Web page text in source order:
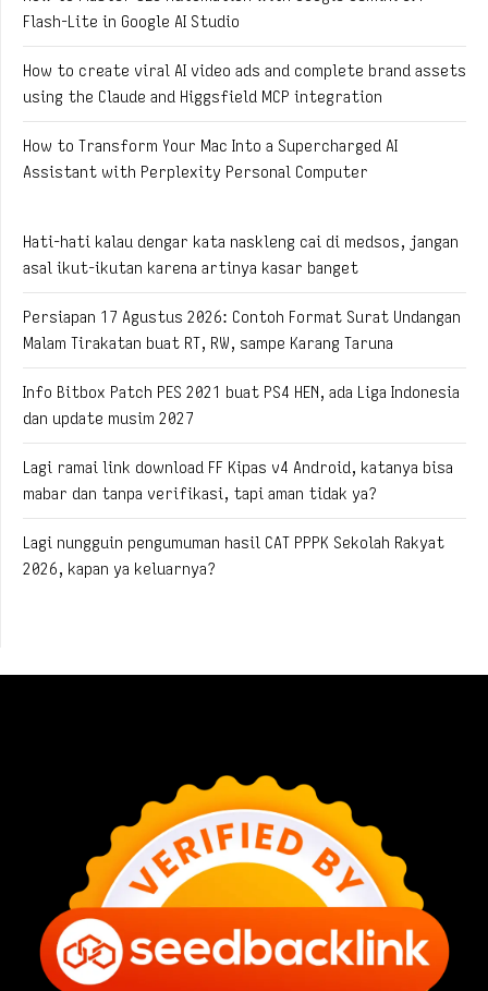
Flash-Lite in Google AI Studio
How to create viral AI video ads and complete brand assets
using the Claude and Higgsfield MCP integration
How to Transform Your Mac Into a Supercharged AI
Assistant with Perplexity Personal Computer
Hati-hati kalau dengar kata naskleng cai di medsos, jangan
asal ikut-ikutan karena artinya kasar banget
Persiapan 17 Agustus 2026: Contoh Format Surat Undangan
Malam Tirakatan buat RT, RW, sampe Karang Taruna
Info Bitbox Patch PES 2021 buat PS4 HEN, ada Liga Indonesia
dan update musim 2027
Lagi ramai link download FF Kipas v4 Android, katanya bisa
mabar dan tanpa verifikasi, tapi aman tidak ya?
Lagi nungguin pengumuman hasil CAT PPPK Sekolah Rakyat
2026, kapan ya keluarnya?